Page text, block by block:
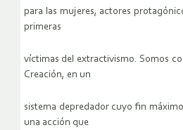
para las mujeres, actores
primeras
víctimas del extractivismo. Somos
Creación, en un
sistema depredador cuyo fin
una acción que